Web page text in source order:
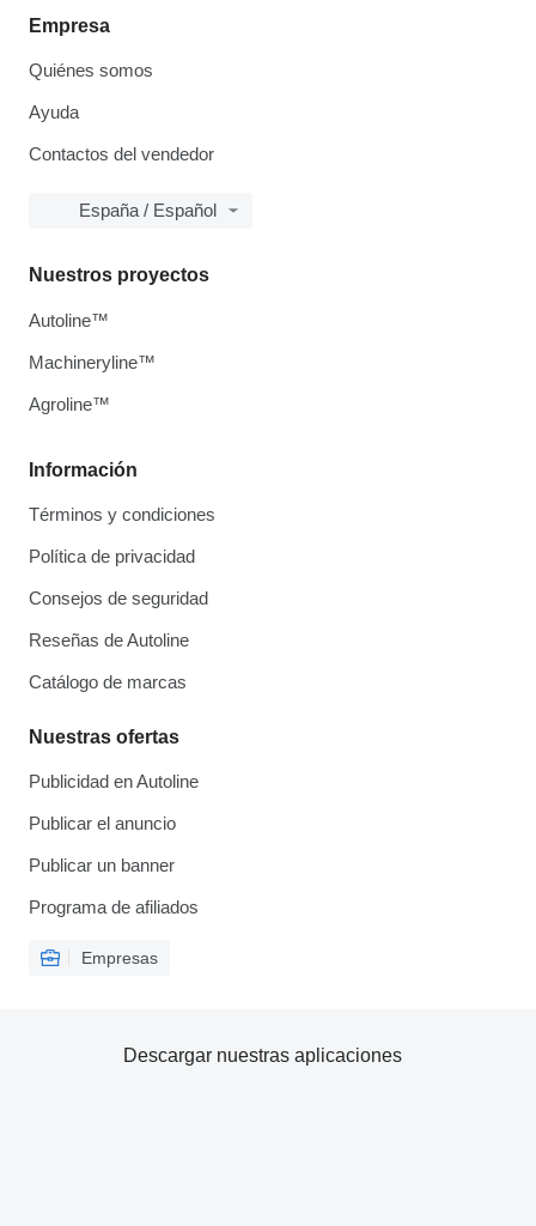
Empresa
Quiénes somos
Ayuda
Contactos del vendedor
España / Español
Información
Términos y condiciones
Política de privacidad
Consejos de seguridad
Reseñas de Autoline
Catálogo de marcas
Nuestras ofertas
Publicidad en Autoline
Publicar el anuncio
Publicar un banner
Programa de afiliados
Empresas
Nuestros proyectos
Autoline™
Machineryline™
Agroline™
Descargar nuestras aplicaciones